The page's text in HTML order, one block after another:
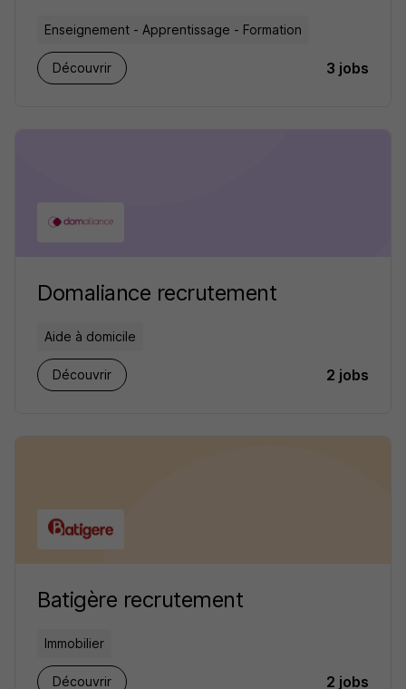
Enseignement - Apprentissage - Formation
Découvrir 3 jobs
Domaliance recrutement
Aide à domicile
Découvrir 2 jobs
Batigère recrutement
Immobilier
Découvrir 2 jobs